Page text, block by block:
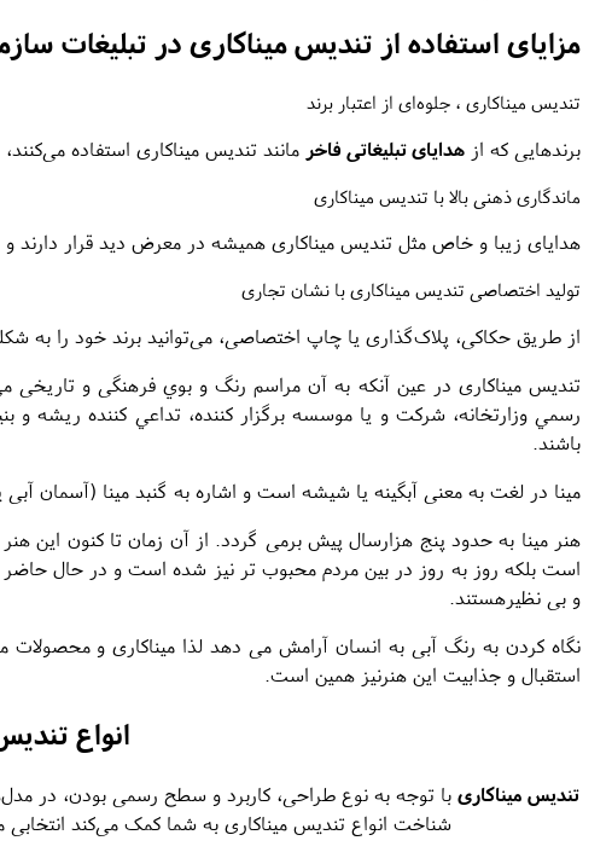
مزایای استفاده از تندیس میناکاری در تبلیغات
تندیس میناکاری ، جلوه‌ای از اعتبار برند
برندهایی که از هدایای تبلیغاتی فاخر مانند تندیس میناکاری استفاده
ماندگاری ذهنی بالا با تندیس میناکاری
هدایای زیبا و خاص مثل تندیس میناکاری همیشه در معرض دید قرار دارند و
تولید اختصاصی تندیس میناکاری با نشان تجاری
از طریق حکاکی، پلاک‌گذاری یا چاپ اختصاصی، می‌توانید برند خود را به
تندیس میناکاری در عين آنکه به آن مراسم رنگ و بوي فرهنگی و تاریخی
رسمي وزارتخانه، شرکت و يا موسسه برگزار کننده، تداعي کننده ریشه و
باشند.
مینا در لغت به معنی آبگینه یا شیشه است و اشاره به گنبد مینا (آسمان
هنر مینا به حدود پنج هزارسال پیش برمی گردد. از آن زمان تا کنون این
است بلکه روز به روز در بین مردم محبوب تر نیز شده است و در حال حاضر
و بی نظیرهستند.
نگاه کردن به رنگ آبی به انسان آرامش می دهد لذا میناکاری و
استقبال و جذابیت این هنرنیز همین است.
انواع
تندیس میناکاری با توجه به نوع طراحی، کاربرد و سطح رسمی بودن، در
شناخت انواع تندیس میناکاری به شما کمک می‌کند